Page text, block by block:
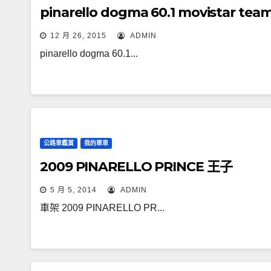
pinarello dogma 60.1 movistar
12 月 26, 2015 ADMIN
pinarello dogma 60.1...
公路車鑑賞 我的單車
2009 PINARELLO PRINCE 王子
5 月 5, 2014 ADMIN
車架 2009 PINARELLO PR...